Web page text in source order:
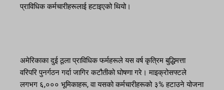
प्राविधिक कर्मचारीहरूलाई हटाइएको थियो।
अमेरिकाका दुई ठूला प्राविधिक फर्महरूले यस वर्ष कृत्रिम बुद्धिमत्ता
वरिपरि पुनर्गठन गर्दा जागिर कटौतीको घोषणा गरे। माइक्रोसफ्टले
लगभग ६,००० भूमिकाहरू, वा यसको कर्मचारीहरूको ३% हटाउने योजना